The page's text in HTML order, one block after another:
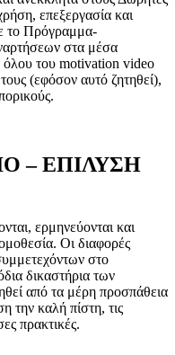
επεξεργασία και
το Πρόγραμμα-
στα μέσα
όλου του motivation video
(εφόσον αυτό ζητηθεί),
– ΕΠΙΛΥΣΗ
ερμηνεύονται και
Οι διαφορές
στο
δικαστήρια των
από τα μέρη προσπάθεια
την καλή πίστη, τις
πρακτικές.